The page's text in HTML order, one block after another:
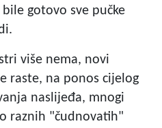
gotovo sve pučke
više nema, novi
raste, na ponos cijelog
naslijeđa, mnogi
raznih "čudnovatih"